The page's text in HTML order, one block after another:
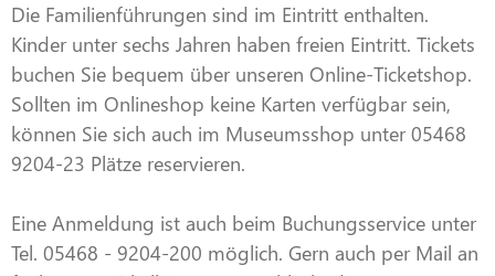
Die Familienführungen sind im Eintritt enthalten.
Kinder unter sechs Jahren haben freien Eintritt. Tickets
buchen Sie bequem über unseren Online-Ticketshop.
Sollten im Onlineshop keine Karten verfügbar sein,
können Sie sich auch im Museumsshop unter 05468
9204-23 Plätze reservieren.
Eine Anmeldung ist auch beim Buchungsservice unter
Tel. 05468 - 9204-200 möglich. Gern auch per Mail an